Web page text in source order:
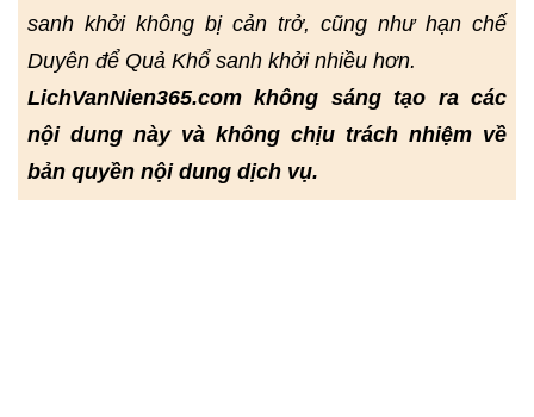
sanh khởi không bị cản trở, cũng như hạn chế
Duyên để Quả Khổ sanh khởi nhiều hơn.
LichVanNien365.com không sáng tạo ra các
nội dung này và không chịu trách nhiệm về
bản quyền nội dung dịch vụ.